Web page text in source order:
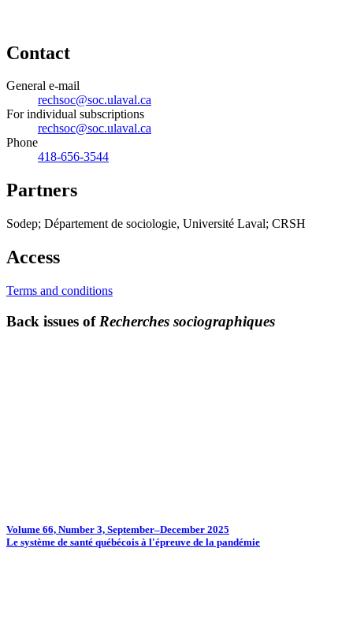
Contact
General e-mail
rechsoc@soc.ulaval.ca
For individual subscriptions
rechsoc@soc.ulaval.ca
Phone
418-656-3544
Partners
Sodep; Département de sociologie, Université Laval; CRSH
Access
Terms and conditions
Back issues of Recherches sociographiques
Volume 66, Number 3, September–December 2025
Le système de santé québécois à l'épreuve de la pandémie